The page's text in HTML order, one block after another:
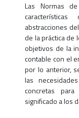
Las Normas
abstracciones
de la práctica de
objetivos de la
contable con el
por lo anterior,
las
concretas
significado a los